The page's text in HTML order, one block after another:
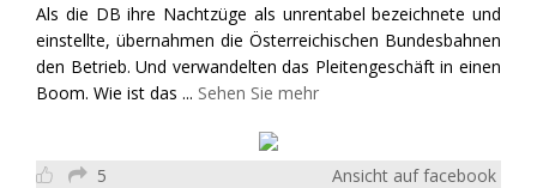
Als die DB ihre Nachtzüge als unrentabel bezeichnete und
einstellte, übernahmen die Österreichischen Bundesbahnen
den Betrieb. Und verwandelten das Pleitengeschäft in einen
Boom. Wie ist das ... Sehen Sie mehr
5 Ansicht auf facebook